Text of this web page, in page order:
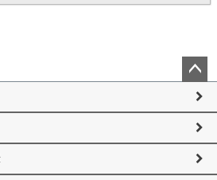
ペー
ップ
へ